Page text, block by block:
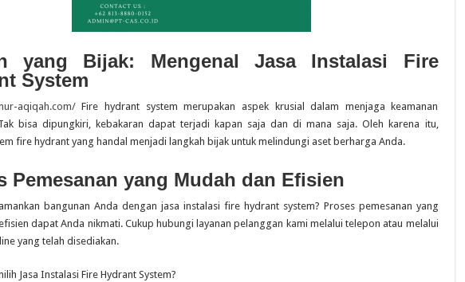
yang Bijak: Mengenal Jasa Instalasi Fire
System
aqiqah.com/Fire hydrant system merupakan aspek krusial dalam menjaga keamanan
bisa dipungkiri, kebakaran dapat terjadi kapan saja dan di mana saja. Oleh karena itu,
fire hydrant yang handal menjadi langkah bijak untuk melindungi aset berharga Anda.
Pemesanan yang Mudah dan Efisien
bangunan Anda dengan jasa instalasi fire hydrant system? Proses pemesanan yang
dapat Anda nikmati. Cukup hubungi layanan pelanggan kami melalui telepon atau melalui
yang telah disediakan.
Jasa Instalasi Fire Hydrant System?